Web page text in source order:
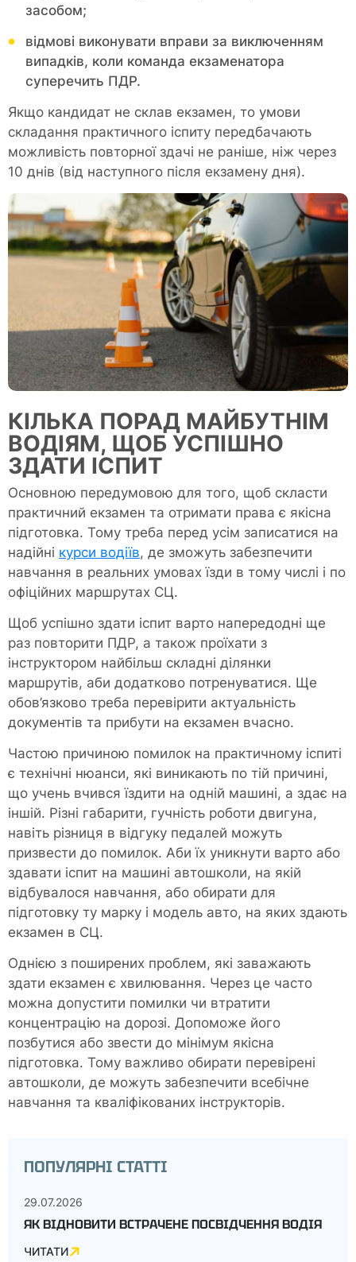
засобом;
відмові виконувати вправи за виключенням
випадків, коли команда екзаменатора
суперечить ПДР.
Якщо кандидат не склав екзамен, то умови
складання практичного іспиту передбачають
можливість повторної здачі не раніше, ніж через
10 днів (від наступного після екзамену дня).
КІЛЬКА ПОРАД МАЙБУТНІМ
ВОДІЯМ, ЩОБ УСПІШНО
ЗДАТИ ІСПИТ
Основною передумовою для того, щоб скласти
практичний екзамен та отримати права є якісна
підготовка. Тому треба перед усім записатися на
надійні курси водіїв, де зможуть забезпечити
навчання в реальних умовах їзди в тому числі і по
офіційних маршрутах СЦ.
Щоб успішно здати іспит варто напередодні ще
раз повторити ПДР, а також проїхати з
інструктором найбільш складні ділянки
маршрутів, аби додатково потренуватися. Ще
обов’язково треба перевірити актуальність
документів та прибути на екзамен вчасно.
Частою причиною помилок на практичному іспиті
є технічні нюанси, які виникають по тій причині,
що учень вчився їздити на одній машині, а здає на
іншій. Різні габарити, гучність роботи двигуна,
навіть різниця в відгуку педалей можуть
призвести до помилок. Аби їх уникнути варто або
здавати іспит на машині автошколи, на якій
відбувалося навчання, або обирати для
підготовку ту марку і модель авто, на яких здають
екзамен в СЦ.
Однією з поширених проблем, які заважають
здати екзамен є хвилювання. Через це часто
можна допустити помилки чи втратити
концентрацію на дорозі. Допоможе його
позбутися або звести до мінімум якісна
підготовка. Тому важливо обирати перевірені
автошколи, де можуть забезпечити всебічне
навчання та кваліфікованих інструкторів.
ПОПУЛЯРНІ СТАТТІ
29.07.2026
ЯК ВІДНОВИТИ ВСТРАЧЕНЕ ПОСВІДЧЕННЯ ВОДІЯ
ЧИТАТИ